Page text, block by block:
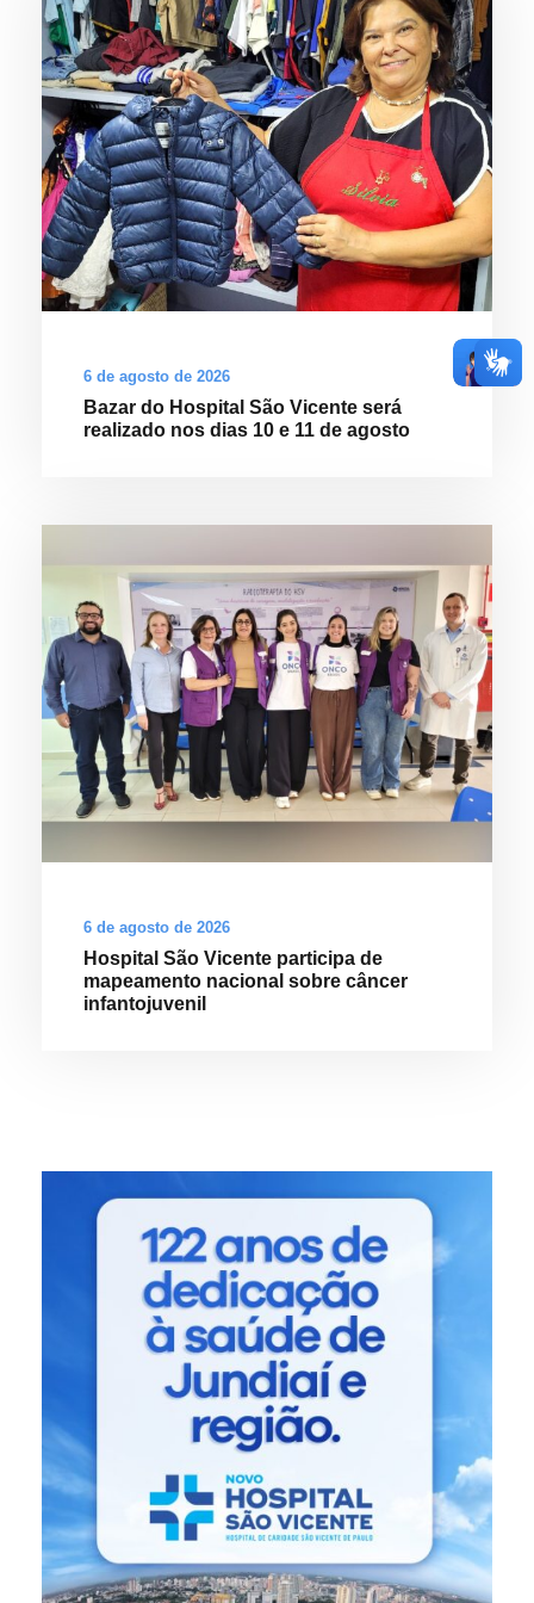
6 de agosto de 2026
Bazar do Hospital São Vicente será
realizado nos dias 10 e 11 de agosto
6 de agosto de 2026
Hospital São Vicente participa de
mapeamento nacional sobre câncer
infantojuvenil